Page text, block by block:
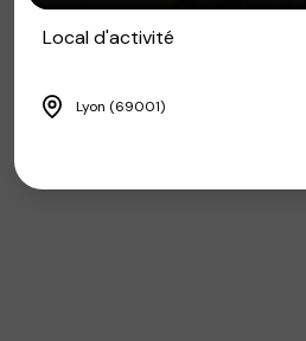
Local d'activité
Lyon (69001)